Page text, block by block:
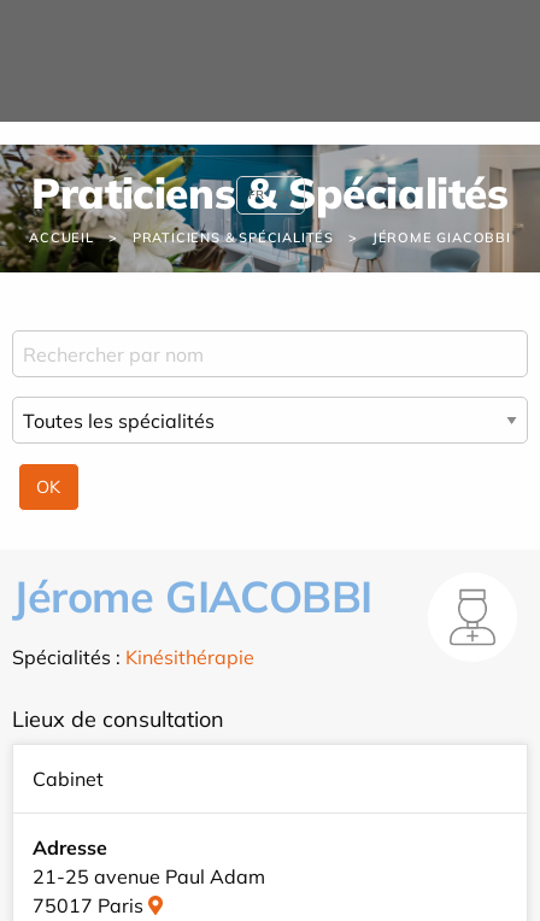
Praticiens & Spécialités
ACCUEIL PRATICIENS & SPÉCIALITÉS JÉROME GIACOBBI
Jérome GIACOBBI
Spécialités : Kinésithérapie
Lieux de consultation
Cabinet
Adresse
21-25 avenue Paul Adam
75017 Paris
FR EN